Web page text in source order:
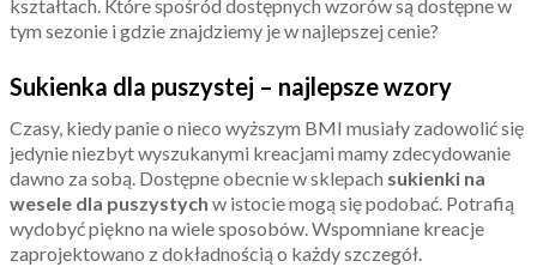
kształtach. Które spośród dostępnych wzorów są dostępne w
tym sezonie i gdzie znajdziemy je w najlepszej cenie?
Sukienka dla puszystej – najlepsze wzory
Czasy, kiedy panie o nieco wyższym BMI musiały zadowolić się
jedynie niezbyt wyszukanymi kreacjami mamy zdecydowanie
dawno za sobą. Dostępne obecnie w sklepach sukienki na
wesele dla puszystych w istocie mogą się podobać. Potrafią
wydobyć piękno na wiele sposobów. Wspomniane kreacje
zaprojektowano z dokładnością o każdy szczegół.